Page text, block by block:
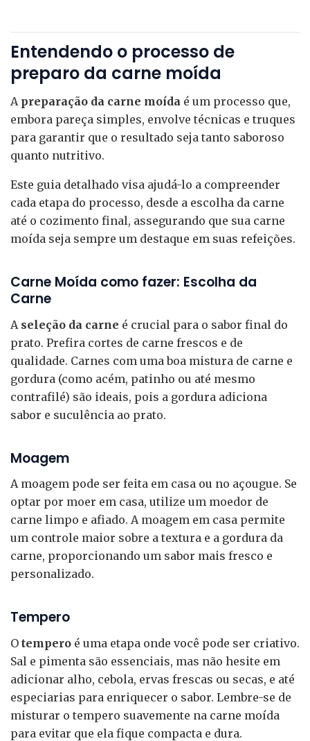
Entendendo o processo de
preparo da carne moída
A preparação da carne moída é um processo que,
embora pareça simples, envolve técnicas e truques
para garantir que o resultado seja tanto saboroso
quanto nutritivo.
Este guia detalhado visa ajudá-lo a compreender
cada etapa do processo, desde a escolha da carne
até o cozimento final, assegurando que sua carne
moída seja sempre um destaque em suas refeições.
Carne Moída como fazer: Escolha da
Carne
A seleção da carne é crucial para o sabor final do
prato. Prefira cortes de carne frescos e de
qualidade. Carnes com uma boa mistura de carne e
gordura (como acém, patinho ou até mesmo
contrafilé) são ideais, pois a gordura adiciona
sabor e suculência ao prato.
Moagem
A moagem pode ser feita em casa ou no açougue. Se
optar por moer em casa, utilize um moedor de
carne limpo e afiado. A moagem em casa permite
um controle maior sobre a textura e a gordura da
carne, proporcionando um sabor mais fresco e
personalizado.
Tempero
O tempero é uma etapa onde você pode ser criativo.
Sal e pimenta são essenciais, mas não hesite em
adicionar alho, cebola, ervas frescas ou secas, e até
especiarias para enriquecer o sabor. Lembre-se de
misturar o tempero suavemente na carne moída
para evitar que ela fique compacta e dura.